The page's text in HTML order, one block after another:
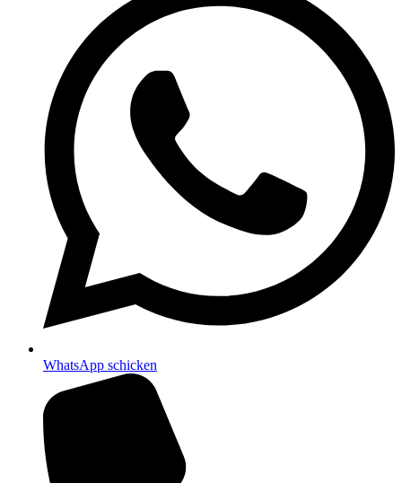
WhatsApp schicken